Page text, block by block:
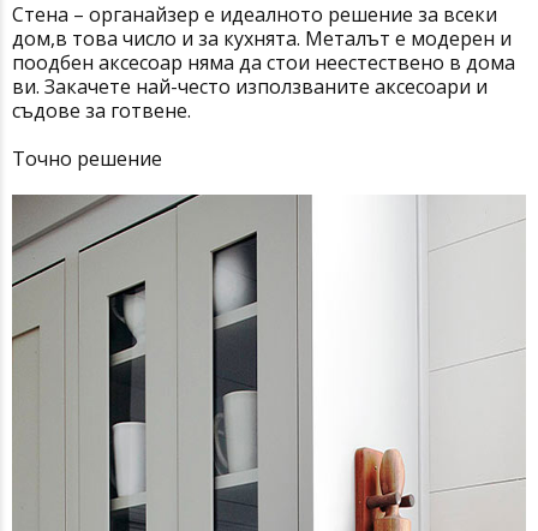
Стена – органайзер е идеалното решение за всеки
дом,в това число и за кухнята. Металът е модерен и
поодбен аксесоар няма да стои неестествено в дома
ви. Закачете най-често използваните аксесоари и
съдове за готвене.
Точно решение